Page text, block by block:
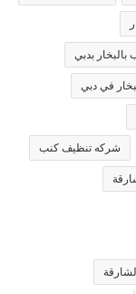
بدبي
في دبي
شركه تنظيف كنب